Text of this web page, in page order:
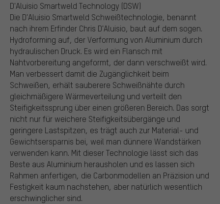
D'Aluisio Smartweld Technology (DSW)
Die D'Aluisio Smartweld Schweißtechnologie, benannt
nach ihrem Erfinder Chris D'Aluisio, baut auf dem sogen.
Hydroforming auf, der Verformung von Aluminium durch
hydraulischen Druck. Es wird ein Flansch mit
Nahtvorbereitung angeformt, der dann verschweißt wird.
Man verbessert damit die Zugänglichkeit beim
Schweißen, erhält sauberere Schweißnähte durch
gleichmäßigere Wärmeverteilung und verteilt den
Steifigkeitssprung über einen größeren Bereich. Das sorgt
nicht nur für weichere Steifigkeitsübergänge und
geringere Lastspitzen, es trägt auch zur Material- und
Gewichtsersparnis bei, weil man dünnere Wandstärken
verwenden kann. Mit dieser Technologie lässt sich das
Beste aus Aluminium herausholen und es lassen sich
Rahmen anfertigen, die Carbonmodellen an Präzision und
Festigkeit kaum nachstehen, aber natürlich wesentlich
erschwinglicher sind.